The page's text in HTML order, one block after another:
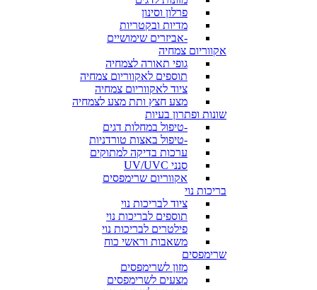
פרלון וסינון
מדיות ובקטריות
-אביזרים שימושיים
אקווריום צמחיה
גופי תאורה לצמחיה
תוספים לאקווריום צמחיה
ציוד לאקווריום צמחיה
מצע חצץ ותת מצע לצמחיה
שונות ופתרון בעיות
-טיפול במחלות דגים
-טיפול באצות טורדניות
ערכות בדיקה למתוקים
סנני UV/UVC
אקווריום שרימפסים
בריכות נוי
ציוד לבריכות נוי
תוספים לבריכות נוי
פילטרים לבריכות נוי
משאבות וראשי כוח
שרימפסים
מזון לשרימפסים
מצעים לשרימפסים